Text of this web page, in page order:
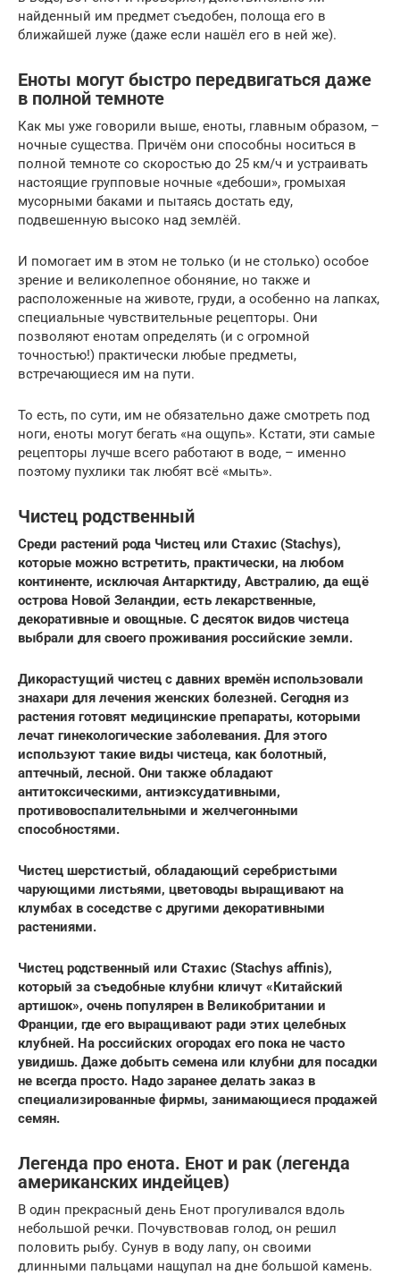
найденный им предмет съедобен, полоща его в
ближайшей луже (даже если нашёл его в ней же).
Еноты могут быстро передвигаться даже
в полной темноте
Как мы уже говорили выше, еноты, главным образом, –
ночные существа. Причём они способны носиться в
полной темноте со скоростью до 25 км/ч и устраивать
настоящие групповые ночные «дебоши», громыхая
мусорными баками и пытаясь достать еду,
подвешенную высоко над землёй.
И помогает им в этом не только (и не столько) особое
зрение и великолепное обоняние, но также и
расположенные на животе, груди, а особенно на лапках,
специальные чувствительные рецепторы. Они
позволяют енотам определять (и с огромной
точностью!) практически любые предметы,
встречающиеся им на пути.
То есть, по сути, им не обязательно даже смотреть под
ноги, еноты могут бегать «на ощупь». Кстати, эти самые
рецепторы лучше всего работают в воде, – именно
поэтому пухлики так любят всё «мыть».
Чистец родственный
Среди растений рода Чистец или Стахис (Stachys),
которые можно встретить, практически, на любом
континенте, исключая Антарктиду, Австралию, да ещё
острова Новой Зеландии, есть лекарственные,
декоративные и овощные. С десяток видов чистеца
выбрали для своего проживания российские земли.
Дикорастущий чистец с давних времён использовали
знахари для лечения женских болезней. Сегодня из
растения готовят медицинские препараты, которыми
лечат гинекологические заболевания. Для этого
используют такие виды чистеца, как болотный,
аптечный, лесной. Они также обладают
антитоксическими, антиэксудативными,
противовоспалительными и желчегонными
способностями.
Чистец шерстистый, обладающий серебристыми
чарующими листьями, цветоводы выращивают на
клумбах в соседстве с другими декоративными
растениями.
Чистец родственный или Стахис (Stachys affinis),
который за съедобные клубни кличут «Китайский
артишок», очень популярен в Великобритании и
Франции, где его выращивают ради этих целебных
клубней. На российских огородах его пока не часто
увидишь. Даже добыть семена или клубни для посадки
не всегда просто. Надо заранее делать заказ в
специализированные фирмы, занимающиеся продажей
семян.
Легенда про енота. Енот и рак (легенда
американских индейцев)
В один прекрасный день Енот прогуливался вдоль
небольшой речки. Почувствовав голод, он решил
половить рыбу. Сунув в воду лапу, он своими
длинными пальцами нащупал на дне большой камень.